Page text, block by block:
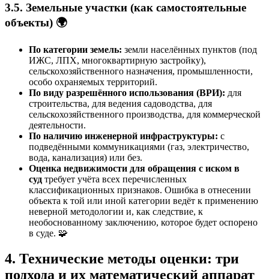
3.5. Земельные участки (как самостоятельные
объекты) 🌍
По категории земель: земли населённых пунктов (под
ИЖС, ЛПХ, многоквартирную застройку),
сельскохозяйственного назначения, промышленности,
особо охраняемых территорий.
По виду разрешённого использования (ВРИ): для
строительства, для ведения садоводства, для
сельскохозяйственного производства, для коммерческой
деятельности.
По наличию инженерной инфраструктуры: с
подведёнными коммуникациями (газ, электричество,
вода, канализация) или без.
Оценка недвижимости для обращения с иском в
суд требует учёта всех перечисленных
классификационных признаков. Ошибка в отнесении
объекта к той или иной категории ведёт к применению
неверной методологии и, как следствие, к
необоснованному заключению, которое будет оспорено
в суде. 🧩
4. Технические методы оценки: три
подхода и их математический аппарат